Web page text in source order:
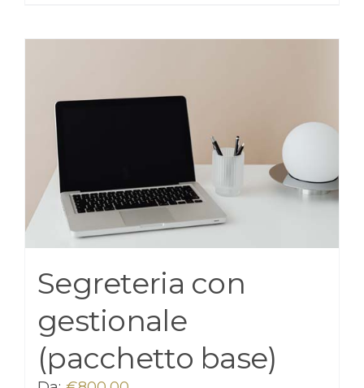
Segreteria con
gestionale
(pacchetto base)